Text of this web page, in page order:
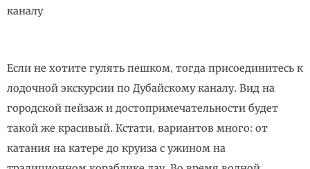
каналу
Если не хотите гулять пешком, тогда присоединитесь к
лодочной экскурсии по Дубайскому каналу. Вид на
городской пейзаж и достопримечательности будет
такой же красивый. Кстати, вариантов много: от
катания на катере до круиза с ужином на